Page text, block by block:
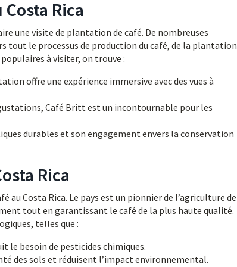
Rica
une visite de plantation de café. De nombreuses
tout le processus de production du café, de la plantation
à visiter, on trouve :
offre une expérience immersive avec des vues à
Café Britt est un incontournable pour les
durables et son engagement envers la conservation
Rica
Costa Rica. Le pays est un pionnier de l’agriculture de
tout en garantissant le café de la plus haute qualité.
telles que :
le besoin de pesticides chimiques.
des sols et réduisent l’impact environnemental.